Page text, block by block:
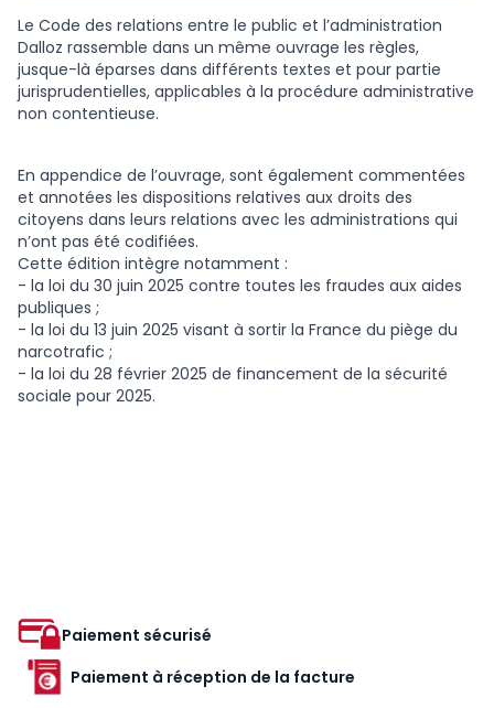
Le Code des relations entre le public et l’administration
Dalloz rassemble dans un même ouvrage les règles,
jusque-là éparses dans différents textes et pour partie
jurisprudentielles, applicables à la procédure administrative
non contentieuse.
En appendice de l’ouvrage, sont également commentées
et annotées les dispositions relatives aux droits des
citoyens dans leurs relations avec les administrations qui
n’ont pas été codifiées.
Cette édition intègre notamment :
- la loi du 30 juin 2025 contre toutes les fraudes aux aides
publiques ;
- la loi du 13 juin 2025 visant à sortir la France du piège du
narcotrafic ;
- la loi du 28 février 2025 de financement de la sécurité
sociale pour 2025.
Paiement sécurisé
Paiement à réception de la facture